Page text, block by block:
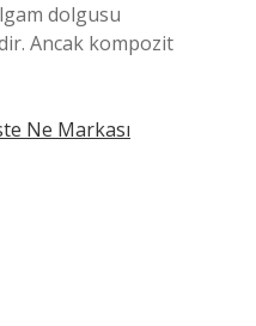
dolgusu
Ancak kompozit
Ne Markası